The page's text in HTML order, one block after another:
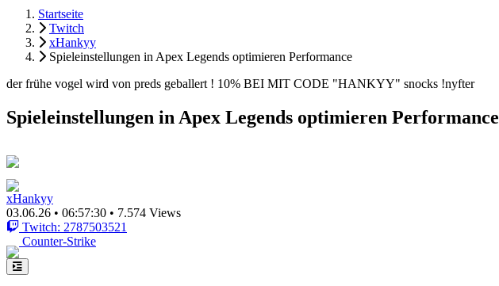
Startseite
Twitch
xHankyy
Spieleinstellungen in Apex Legends optimieren Performance
der frühe vogel wird von preds geballert ! 10% BEI MIT CODE "HANKYY" snocks !nyfter
Spieleinstellungen in Apex Legends optimieren Performance
xHankyy
03.06.26 • 06:57:30 • 7.574 Views
Twitch: 2787503521
Counter-Strike